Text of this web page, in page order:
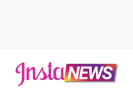
contenuto